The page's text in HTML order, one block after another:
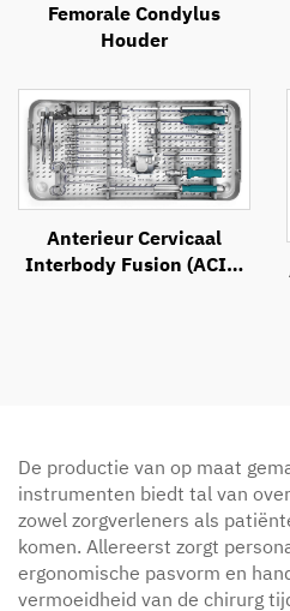
Femorale Condylus
Houder
Anterieur Cervicaal
Interbody Fusion (ACIF)
De productie van op maat
instrumenten biedt tal van
zowel zorgverleners als
komen. Allereerst zorgt
ergonomische pasvorm en
vermoeidheid van de chirurg